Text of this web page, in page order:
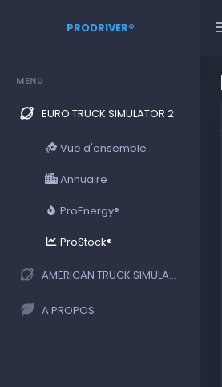
PRODRIVER®
MENU
EURO TRUCK SIMULATOR 2
Vue d'ensemble
Annuaire
ProEnergy®
ProStock®
AMERICAN TRUCK SIMULATOR
A PROPOS